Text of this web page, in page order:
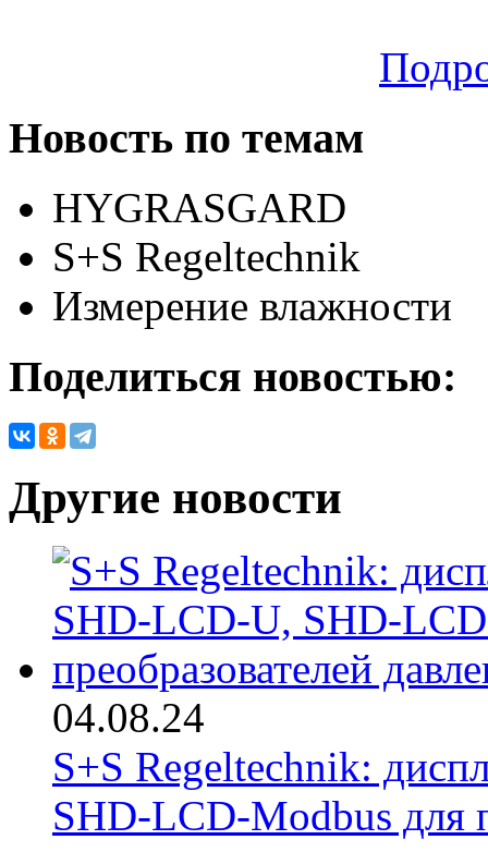
Новость по темам
HYGRASGARD
S+S Regeltechnik
Измерение влажности
Поделиться новостью:
Другие новости
04.08.24
S+S Regeltechnik:
SHD-LCD-Modbus для